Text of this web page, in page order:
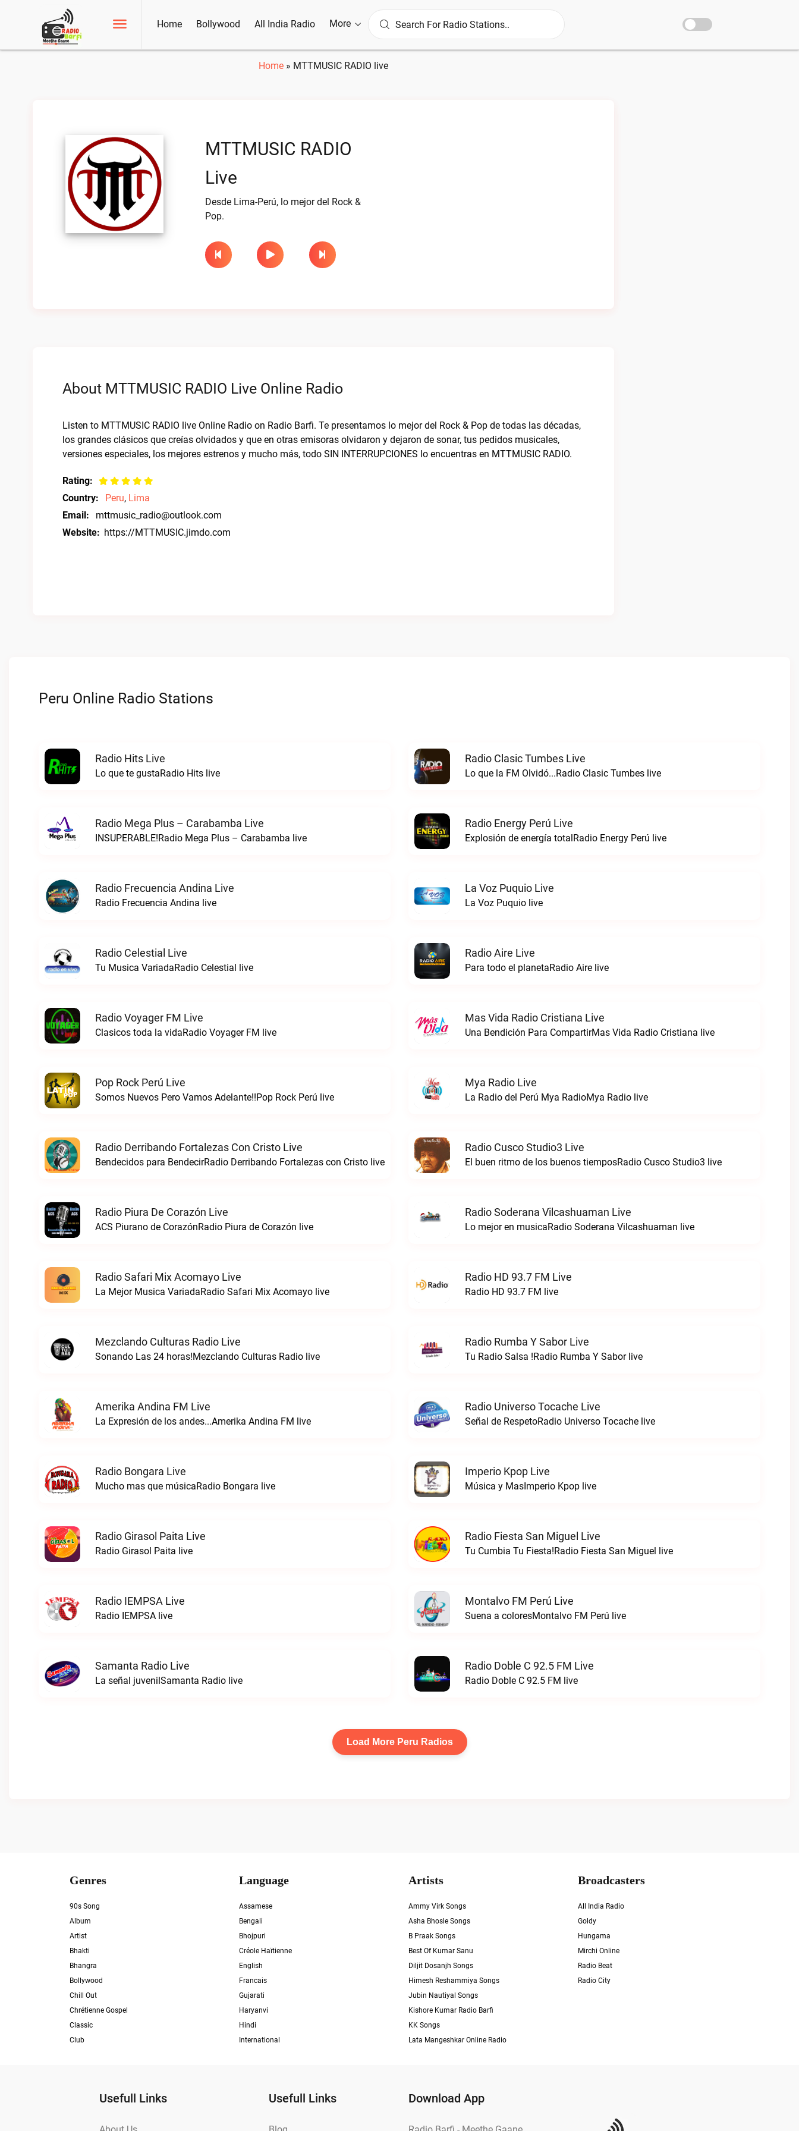
Home Bollywood All India Radio More
Home » MTTMUSIC RADIO live
MTTMUSIC RADIO
Live
Desde Lima-Perú, lo mejor del Rock &
Pop.
About MTTMUSIC RADIO Live Online Radio
Listen to MTTMUSIC RADIO live Online Radio on Radio Barfi. Te presentamos lo mejor del Rock & Pop de todas las décadas,
los grandes clásicos que creías olvidados y que en otras emisoras olvidaron y dejaron de sonar, tus pedidos musicales,
versiones especiales, los mejores estrenos y mucho más, todo SIN INTERRUPCIONES lo encuentras en MTTMUSIC RADIO.
Rating:
Country:
Peru, Lima
Email:
mttmusic_radio@outlook.com
Website: https://MTTMUSIC.jimdo.com
Peru Online Radio Stations
Radio Hits Live
Lo que te gustaRadio Hits live
Radio Clasic Tumbes Live
Lo que la FM Olvidó...Radio Clasic Tumbes live
Radio Mega Plus – Carabamba Live
INSUPERABLE!Radio Mega Plus – Carabamba live
Radio Energy Perú Live
Explosión de energía totalRadio Energy Perú live
Radio Frecuencia Andina Live
Radio Frecuencia Andina live
La Voz Puquio Live
La Voz Puquio live
Radio Celestial Live
Tu Musica VariadaRadio Celestial live
Radio Aire Live
Para todo el planetaRadio Aire live
Radio Voyager FM Live
Clasicos toda la vidaRadio Voyager FM live
Mas Vida Radio Cristiana Live
Una Bendición Para CompartirMas Vida Radio Cristiana live
Pop Rock Perú Live
Somos Nuevos Pero Vamos Adelante!!Pop Rock Perú live
Mya Radio Live
La Radio del Perú Mya RadioMya Radio live
Radio Derribando Fortalezas Con Cristo Live
Bendecidos para BendecirRadio Derribando Fortalezas con Cristo live
Radio Cusco Studio3 Live
El buen ritmo de los buenos tiemposRadio Cusco Studio3 live
Radio Piura De Corazón Live
ACS Piurano de CorazónRadio Piura de Corazón live
Radio Soderana Vilcashuaman Live
Lo mejor en musicaRadio Soderana Vilcashuaman live
Radio Safari Mix Acomayo Live
La Mejor Musica VariadaRadio Safari Mix Acomayo live
Radio HD 93.7 FM Live
Radio HD 93.7 FM live
Mezclando Culturas Radio Live
Sonando Las 24 horas!Mezclando Culturas Radio live
Radio Rumba Y Sabor Live
Tu Radio Salsa !Radio Rumba Y Sabor live
Amerika Andina FM Live
La Expresión de los andes...Amerika Andina FM live
Radio Universo Tocache Live
Señal de RespetoRadio Universo Tocache live
Radio Bongara Live
Mucho mas que músicaRadio Bongara live
Imperio Kpop Live
Música y MasImperio Kpop live
Radio Girasol Paita Live
Radio Girasol Paita live
Radio Fiesta San Miguel Live
Tu Cumbia Tu Fiesta!Radio Fiesta San Miguel live
Radio IEMPSA Live
Radio IEMPSA live
Montalvo FM Perú Live
Suena a coloresMontalvo FM Perú live
Samanta Radio Live
La señal juvenilSamanta Radio live
Radio Doble C 92.5 FM Live
Radio Doble C 92.5 FM live
Load More Peru Radios
Genres
90s Song
Album
Artist
Bhakti
Bhangra
Bollywood
Chill Out
Chrétienne Gospel
Classic
Club
Language
Assamese
Bengali
Bhojpuri
Créole Haïtienne
English
Francais
Gujarati
Haryanvi
Hindi
International
Artists
Ammy Virk Songs
Asha Bhosle Songs
B Praak Songs
Best Of Kumar Sanu
Diljit Dosanjh Songs
Himesh Reshammiya Songs
Jubin Nautiyal Songs
Kishore Kumar Radio Barfi
KK Songs
Lata Mangeshkar Online Radio
Broadcasters
All India Radio
Goldy
Hungama
Mirchi Online
Radio Beat
Radio City
Usefull Links Usefull Links Download App